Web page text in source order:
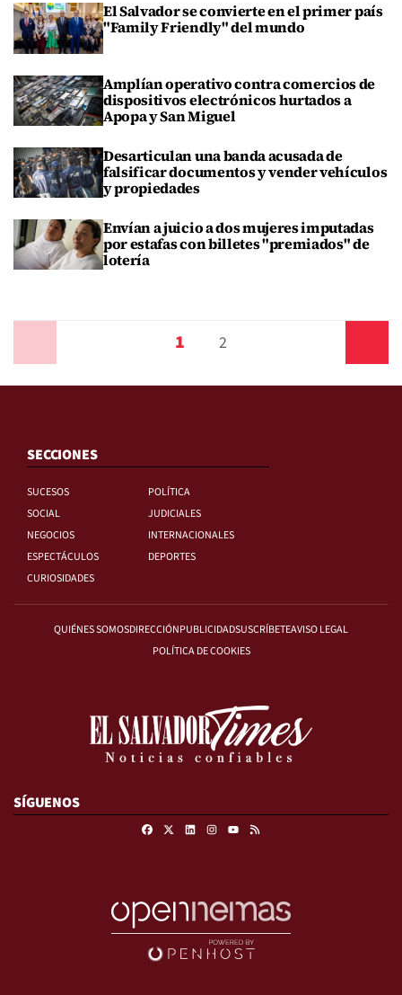
El Salvador se convierte en el primer país
"Family Friendly" del mundo
Amplían operativo contra comercios de
dispositivos electrónicos hurtados a
Apopa y San Miguel
Desarticulan una banda acusada de
falsificar documentos y vender vehículos
y propiedades
Envían a juicio a dos mujeres imputadas
por estafas con billetes "premiados" de
lotería
1 2
SECCIONES
SUCESOS
POLÍTICA
SOCIAL
JUDICIALES
NEGOCIOS
INTERNACIONALES
ESPECTÁCULOS
DEPORTES
CURIOSIDADES
QUIÉNES SOMOSDIRECCIÓNPUBLICIDADSUSCRÍBETEAVISO LEGAL
POLÍTICA DE COOKIES
SÍGUENOS
FacebookLinkedinInstagramRSS